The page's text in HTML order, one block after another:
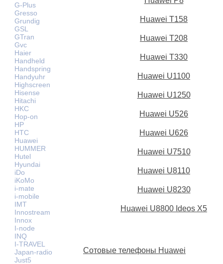
G-Plus
Gresso
Grundig
GSL
GTran
Gvc
Haier
Handheld
Handspring
Handyuhr
Highscreen
Hisense
Hitachi
HKC
Hop-on
HP
HTC
Huawei
HUMMER
Hutel
Hyundai
iDo
iKoMo
i-mate
i-mobile
IMT
Innostream
Innox
I-node
INQ
I-TRAVEL
Japan-radio
Just5
Huawei T158
Huawei T208
Huawei T330
Huawei U1100
Huawei U1250
Huawei U526
Huawei U626
Huawei U7510
Huawei U8110
Huawei U8230
Huawei U8800 Ideos X5
Сотовые телефоны Huawei